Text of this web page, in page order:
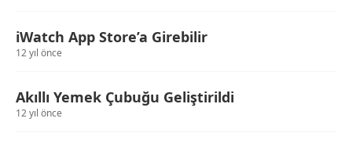
iWatch App Store’a Girebilir
12 yıl önce
Akıllı Yemek Çubuğu Geliştirildi
12 yıl önce